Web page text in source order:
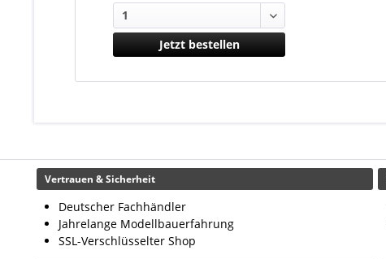
Jetzt bestellen
Vertrauen & Sicherheit
Deutscher Fachhändler
Jahrelange Modellbauerfahrung
SSL-Verschlüsselter Shop